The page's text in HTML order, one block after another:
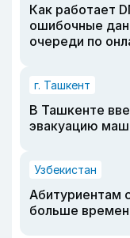
Как работает
ошибочные
очереди по
г. Ташкент
В Ташкенте
эвакуацию
Узбекистан
Абитуриентам
больше